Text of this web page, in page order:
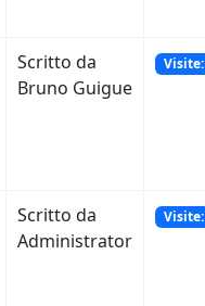
Scritto da
Bruno Guigue
Scritto da
Administrator